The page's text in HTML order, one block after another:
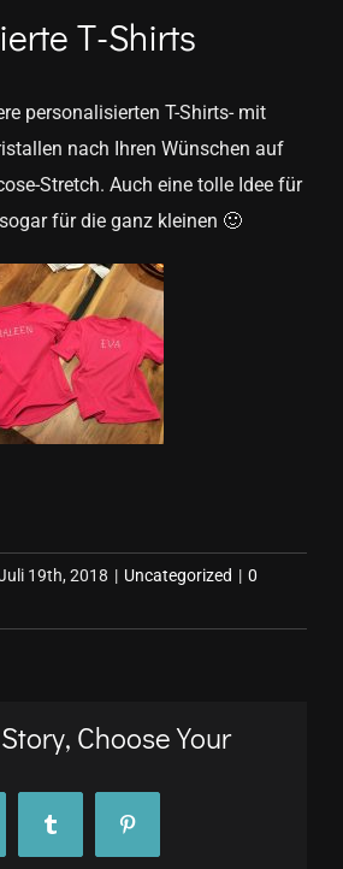
T-Shirts
personalisierten T-Shirts- mit
nach Ihren Wünschen auf
Stretch. Auch eine tolle Idee für
für die ganz kleinen 🙂
19th, 2018 | Uncategorized | 0
Choose Your